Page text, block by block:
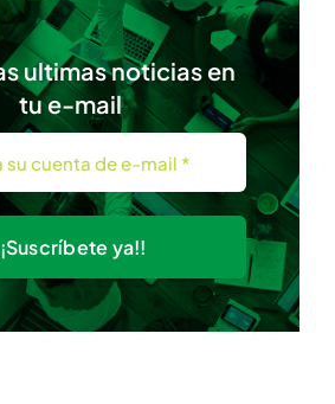
ultimas noticias en
tu e-mail
ya!!